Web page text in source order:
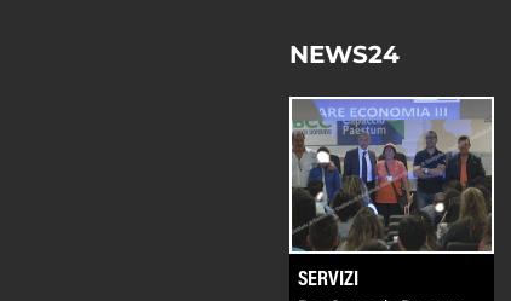
NEWS24
SERVIZI